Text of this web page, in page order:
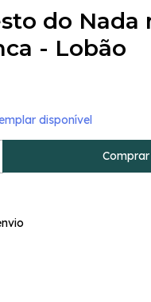
do Nada
- Lobão
disponível